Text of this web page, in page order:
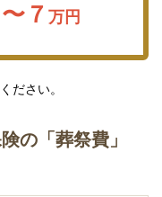
〜７万円
ださい。
の「葬祭費」